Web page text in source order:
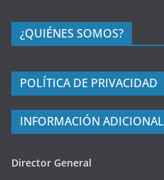
¿QUIÉNES SOMOS?
POLÍTICA DE PRIVACIDAD
INFORMACIÓN ADICIONAL
Director General